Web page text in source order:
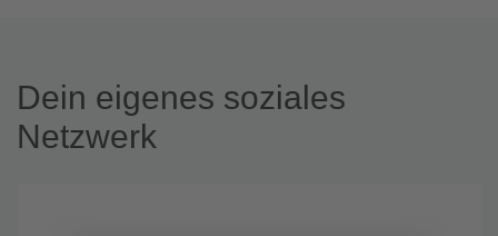
Dein eigenes soziales
Netzwerk